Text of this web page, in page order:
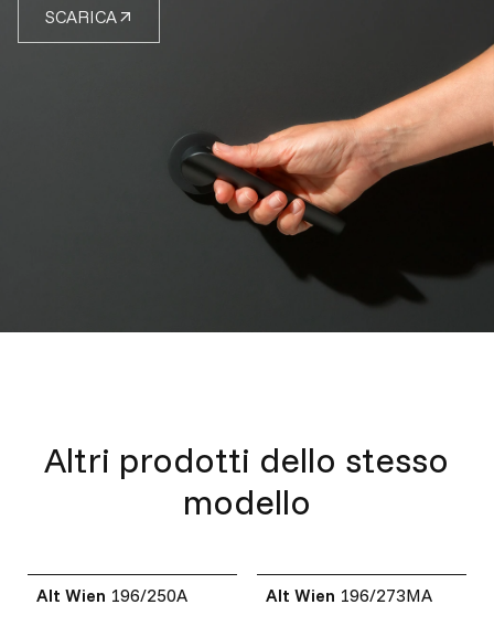
SCARICA
Altri prodotti dello stesso
modello
Alt Wien 196/250A Alt Wien 196/273MA